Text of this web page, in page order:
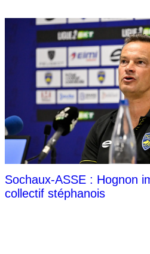
Sochaux-ASSE : Hognon
collectif stéphanois